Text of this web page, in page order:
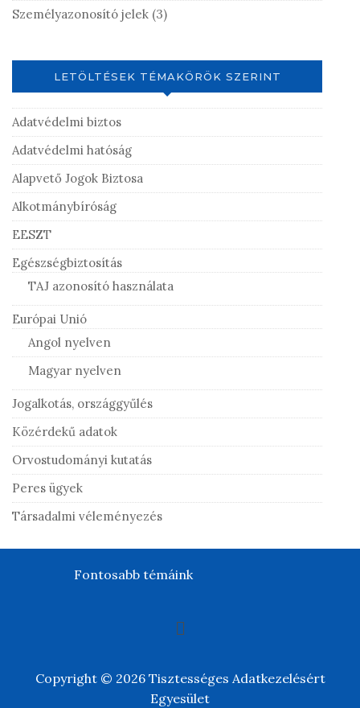
Személyazonosító jelek (3)
LETÖLTÉSEK TÉMAKÖRÖK SZERINT
Adatvédelmi biztos
Adatvédelmi hatóság
Alapvető Jogok Biztosa
Alkotmánybíróság
EESZT
Egészségbiztosítás
TAJ azonosító használata
Európai Unió
Angol nyelven
Magyar nyelven
Jogalkotás, országgyűlés
Közérdekű adatok
Orvostudományi kutatás
Peres ügyek
Társadalmi véleményezés
Fontosabb témáink
Copyright © 2026 Tisztességes Adatkezelésért
Egyesület